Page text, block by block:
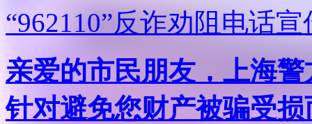
“962110”反诈劝阻电话宣
亲爱的市民朋友，上海
针对避免您财产被骗受